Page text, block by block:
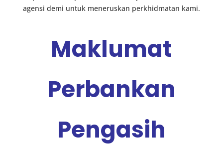
agensi demi untuk meneruskan perkhidmatan kami.
Maklumat
Perbankan
Pengasih